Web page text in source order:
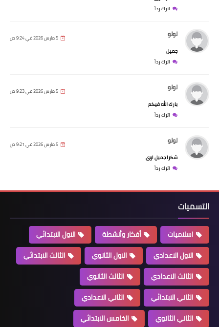
اترك رداً
لولو 5 مارس 2026 في 9:24 ص
جميل
اترك رداً
لولو 5 مارس 2026 في 9:23 ص
بارك الله فيكم
اترك رداً
لولو 5 مارس 2026 في 9:21 ص
شكرا جميل اوى
اترك رداً
التسميات
اسلاميات أفكار وأنشطة
الاول الابتدائي
الاول الاعدادي
الاول الثانوي
الثالث الابتدائي
الثالث الاعدادي
الثالث الثانوي
الثاني الابتدائي
الثاني الاعدادي
الثاني الثانوي
الخامس الابتدائي